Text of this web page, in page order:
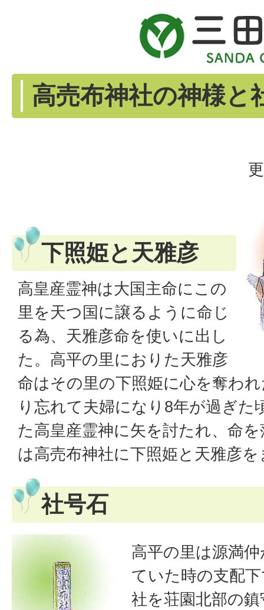
高売布神社の神様と
下照姫と天雅彦
高皇産霊神は大国主命にこの
里を天つ国に譲るように命じ
る為、天雅彦命を使いに出し
た。高平の里におりた天雅彦
命はその里の下照姫に心を奪わ
り忘れて夫婦になり8年が過ぎた
た高皇産霊神に矢を討たれ、命
は高売布神社に下照姫と天雅彦
社号石
高平の里は源満
ていた時の支配
社を荘園北部の